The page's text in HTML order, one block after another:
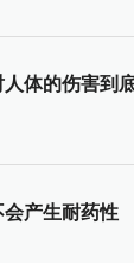
体的伤害到
产生耐药性